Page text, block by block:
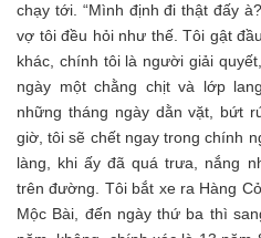
chạy tới. “Mình định đi thật đấy
vợ tôi đều hỏi như thế. Tôi gật
khác, chính tôi là người giải
ngày một chằng chịt và lớp
những tháng ngày dằn vặt, bứt
giờ, tôi sẽ chết ngay trong chính
làng, khi ấy đã quá trưa, nắng
trên đường. Tôi bắt xe ra Hàng
Mộc Bài, đến ngày thứ ba thì